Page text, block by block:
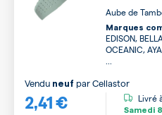
Aube de
Marques
EDISON,
OCEANIC,
2,41 €
Vendu neuf parCellastor
Livré
Samedi